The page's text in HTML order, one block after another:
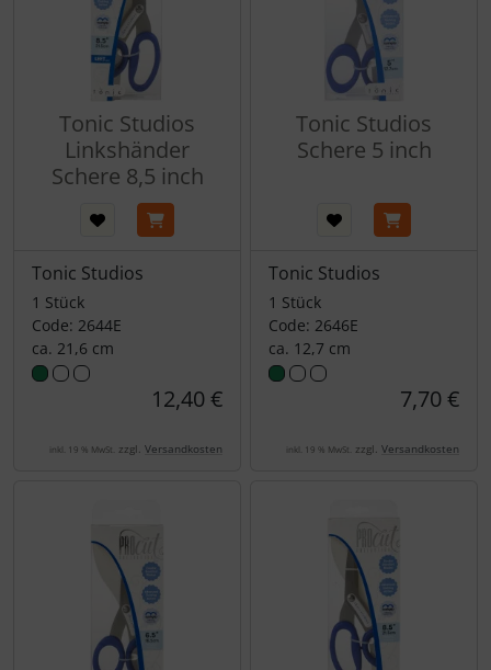
Tonic Studios
Linkshänder
Schere 8,5 inch
Tonic Studios
1 Stück
Code: 2644E
ca. 21,6 cm
12,40 €
inkl. 19 % MwSt. zzgl. Versandkosten
Tonic Studios
Schere 5 inch
Tonic Studios
1 Stück
Code: 2646E
ca. 12,7 cm
7,70 €
inkl. 19 % MwSt. zzgl. Versandkosten